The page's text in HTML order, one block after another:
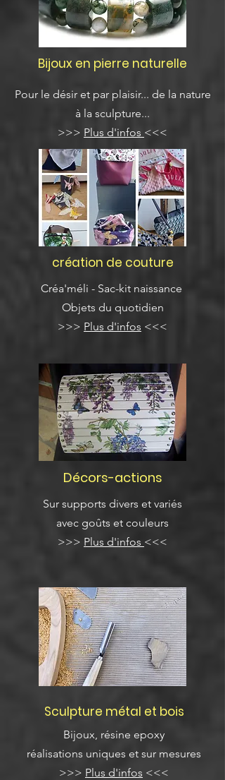
Bijoux en pierre naturelle
Pour le désir et par plaisir... de la nature
à la sculpture...
>>> Plus d'infos <<<
création de couture
Créa'méli - Sac-kit naissance
Objets du quotidien
>>> Plus d'infos <<<
Décors-actions
Sur supports divers et variés
avec goûts et couleurs
>>> Plus d'infos <<<
Sculpture métal et bois
Bijoux, résine epoxy
réalisations uniques et sur mesures
>>> Plus d'infos <<<